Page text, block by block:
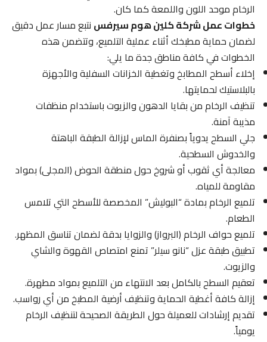
الرخام موحد اللون واللمعة كما كان.
خطوات عمل شركة كلين هوم سيرفسنتبع مسار عمل دقيق
لضمان حماية مطبخك أثناء عملية التلميع، وتتضمن هذه
الخطوات في كافة مناطق جدة ما يلي:
إخلاء أسطح المطابخ وتغطية الخزانات السفلية والأجهزة
بالبلاستيك لحمايتها.
تنظيف الرخام من بقايا الدهون والزيوت باستخدام منظفات
مذيبة آمنة.
جلي السطح يدوياً بصنفرة الماس لإزالة الطبقة الباهتة
والخدوش السطحية.
معالجة أي ثقوب أو شروخ حول منطقة الحوض (المجلى) بمواد
مقاومة للمياه.
تلميع الرخام بمادة “البوليش” المخصصة للأسطح التي تلامس
الطعام.
تلميع حواف الرخام (البرواز) والزوايا بدقة لضمان تناسق المظهر.
تطبيق طبقة عزل “نانو سيلر” تمنع امتصاص القهوة والشاي
والزيوت.
تعقيم السطح بالكامل بعد الانتهاء من التلميع بمواد مطهرة.
إزالة كافة أغطية الحماية وتنظيف أرضية المطبخ من أي رواسب.
تقديم إرشادات للعميلة حول الطريقة الصحيحة لتنظيف الرخام
يومياً.